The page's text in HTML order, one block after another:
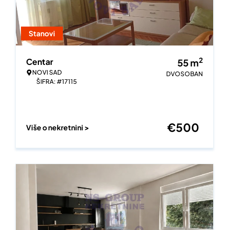
Stanovi
Centar
NOVI SAD
ŠIFRA: #17115
55m2
DVOSOBAN
Više o nekretnini > €500